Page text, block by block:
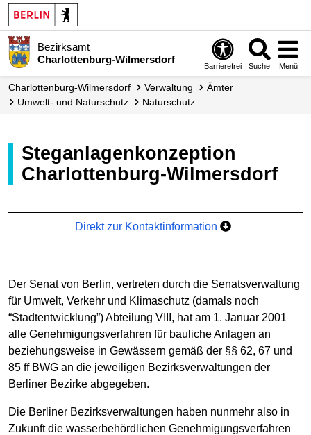
Bezirksamt
Charlottenburg-Wilmersdorf
Barrierefrei Suche Menü
Charlottenburg-Wilmersdorf Verwaltung
Ämter
Umwelt- und Naturschutz
Naturschutz
Steganlagenkonzeption
Charlottenburg-Wilmersdorf
Direkt zur Kontaktinformation
Der Senat von Berlin, vertreten durch die Senatsverwaltung
für Umwelt, Verkehr und Klimaschutz (damals noch
“Stadtentwicklung”) Abteilung VIII, hat am 1. Januar 2001
alle Genehmigungsverfahren für bauliche Anlagen an
beziehungsweise in Gewässern gemäß der §§ 62, 67 und
85 ff BWG an die jeweiligen Bezirksverwaltungen der
Berliner Bezirke abgegeben.
Die Berliner Bezirksverwaltungen haben nunmehr also in
Zukunft die wasserbehördlichen Genehmigungsverfahren